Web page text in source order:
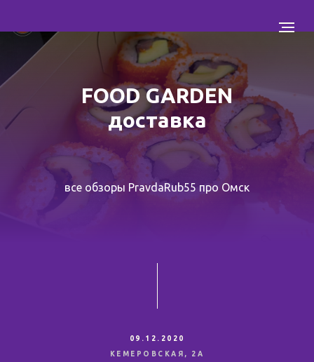
FOOD GARDEN
доставка
все обзоры PravdaRub55 про Омск
09.12.2020
КЕМЕРОВСКАЯ, 2А